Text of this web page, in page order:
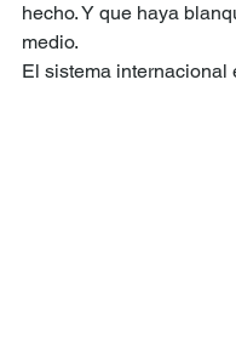
hecho. Y que haya
medio.
El sistema internacional